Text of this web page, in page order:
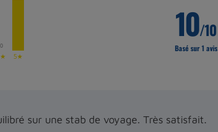
0
5★
10/10
Basé sur 1 avis
sur une stab de voyage. Très satisfait.